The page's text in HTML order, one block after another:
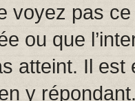
voyez pas
ou que
atteint. Il
y